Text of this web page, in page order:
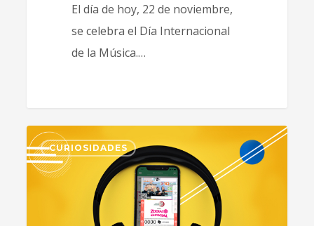
El día de hoy, 22 de noviembre,
se celebra el Día Internacional
de la Música.…
CURIOSIDADES 0